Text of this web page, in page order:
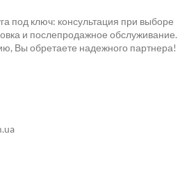
под ключ: консультация при выборе
и послепродажное обслуживание.
Вы обретаете надежного партнера!